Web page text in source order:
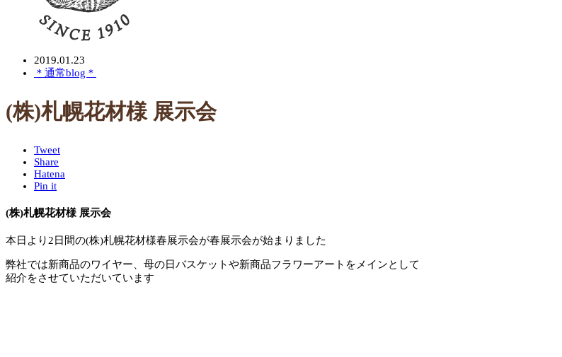
2019.01.23
＊通常blog＊
(株)札幌花材様 展示会
Tweet
Share
Hatena
Pin it
(株)札幌花材様 展示会
本日より2日間の(株)札幌花材様春展示会が春展示会が始まりました
弊社では新商品のワイヤー、母の日バスケットや新商品フラワーアートをメインとして
紹介をさせていただいています